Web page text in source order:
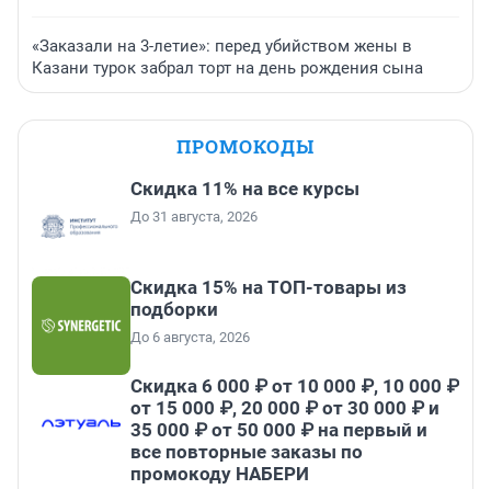
«Заказали на 3-летие»: перед убийством жены в
Казани турок забрал торт на день рождения сына
ПРОМОКОДЫ
Скидка 11% на все курсы
До 31 августа, 2026
Скидка 15% на ТОП-товары из
подборки
До 6 августа, 2026
Скидка 6 000 ₽ от 10 000 ₽, 10 000 ₽
от 15 000 ₽, 20 000 ₽ от 30 000 ₽ и
35 000 ₽ от 50 000 ₽ на первый и
все повторные заказы по
промокоду НАБЕРИ